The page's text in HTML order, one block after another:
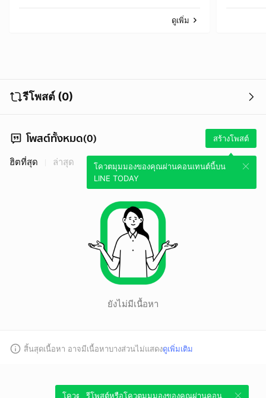
ดูเพิ่ม
รีโพสต์ (0)
โพสต์ทั้งหมด(0) สร้างโพสต์
โควตมุมมองของคุณผ่านคอนเทนต์นี้บน
LINE TODAY
ฮิตที่สุด ล่าสุด
ยังไม่มีเนื้อหา
สิ้นสุดเนื้อหา อาจมีเนื้อหาบางส่วนไม่แสดงดูเพิ่มเติม
โควตมุมมองของคุณผ่านคอนเทนต์นี้บน
รีโพสต์หรือโควตมุมมองของคุณผ่านคอน